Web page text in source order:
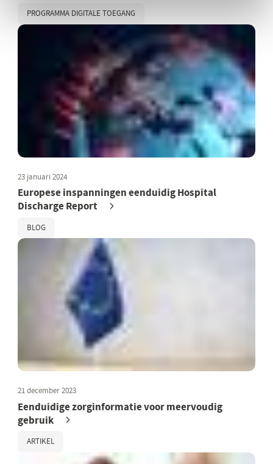
PROGRAMMA DIGITALE TOEGANG
23 januari 2024
Europese inspanningen eenduidig Hospital
Discharge Report
BLOG
21 december 2023
Eenduidige zorginformatie voor meervoudig
gebruik
ARTIKEL